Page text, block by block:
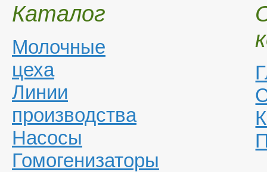
Каталог
Молочные
цеха
Линии
производства
Насосы
Гомогенизаторы